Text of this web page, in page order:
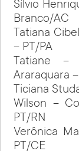
Sílvio
Branco/AC
Tatiana
– PT/PA
Tatiane –
Araraquara
Ticiana
Wilson –
PT/RN
Verônica
PT/CE